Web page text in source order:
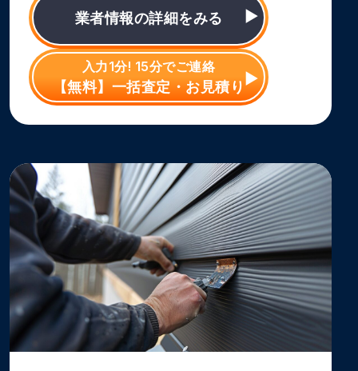
業者情報の詳細をみる
入力1分! 15分でご連絡
【無料】一括査定・お見積り